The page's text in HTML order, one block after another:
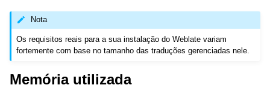
Nota
Os requisitos reais para a sua instalação do Weblate variam
fortemente com base no tamanho das traduções gerenciadas nele.
Memória utilizada